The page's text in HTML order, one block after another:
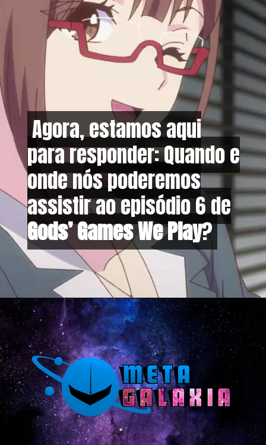
Agora, estamos aqui
para responder: Quando e
onde nós poderemos
assistir ao episódio 6 de
Gods’ Games We Play?
Agora, estamos aqui
para responder: Quando e
onde nós poderemos
assistir ao episódio 6 de
Gods’ Games We Play?
Opening https://metagalaxia.com.br/anime-e-manga/quando-e-onde-assistir-ao-episodio-6-de-gods-games-we-play/